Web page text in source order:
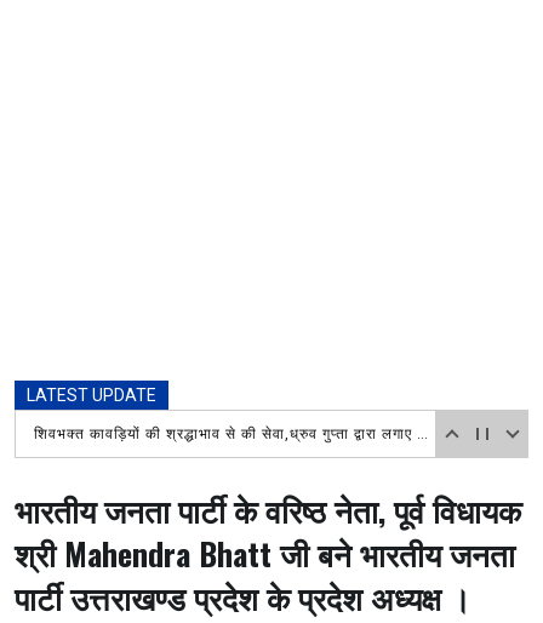
LATEST UPDATE
शिवभक्त कावड़ियों की श्रद्धाभाव से की सेवा,ध्रुव गुप्ता द्वारा लगाए गए शिविर में पहुंच वरिष्ठ भाजपा नेत्री रश्मि चौधरी ने किया प्रसाद वितरित
भारतीय जनता पार्टी के वरिष्ठ नेता, पूर्व विधायक
श्री Mahendra Bhatt जी बने भारतीय जनता
पार्टी उत्तराखण्ड प्रदेश के प्रदेश अध्यक्ष ।